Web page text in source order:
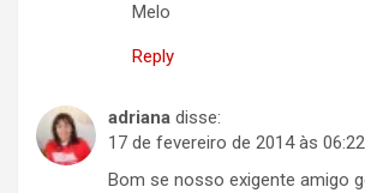
Melo
Reply
adriana disse:
17 de fevereiro de 2014 às 06:22
Bom se nosso exigente amigo